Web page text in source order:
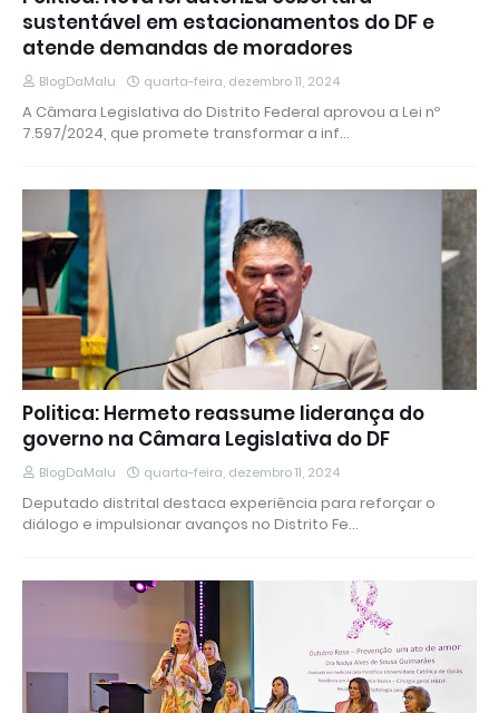
sustentável em estacionamentos do DF e
atende demandas de moradores
BlogDaMalu quarta-feira, dezembro 11, 2024
A Câmara Legislativa do Distrito Federal aprovou a Lei nº
7.597/2024, que promete transformar a inf…
Politica: Hermeto reassume liderança do
governo na Câmara Legislativa do DF
BlogDaMalu quarta-feira, dezembro 11, 2024
Deputado distrital destaca experiência para reforçar o
diálogo e impulsionar avanços no Distrito Fe…